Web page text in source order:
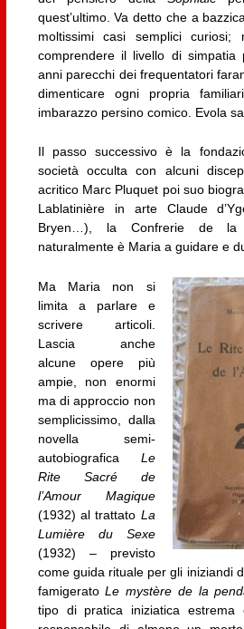
quest’ultimo. Va detto che a
moltissimi casi semplici
comprendere il livello di simpatia
anni parecchi dei frequentatori
dimenticare ogni propria
imbarazzo persino comico. Evola
Il passo successivo è la
società occulta con alcuni
acritico Marc Pluquet poi suo
Lablatinière in arte Claude
Bryen…), la Confrerie de la
naturalmente è Maria a guidare e
Ma Maria non si
limita a parlare e
scrivere articoli.
Lascia anche
alcune opere più
ampie, non enormi
ma di approccio non
semplicissimo, dalla
novella semi-
autobiografica Le
Rite Sacré de
l’Amour Magique
(1932) al trattato La
Lumière du Sexe
(1932) – previsto
come guida rituale per gli iniziandi
famigeratoLe mystère de la
tipo di pratica iniziatica estrema